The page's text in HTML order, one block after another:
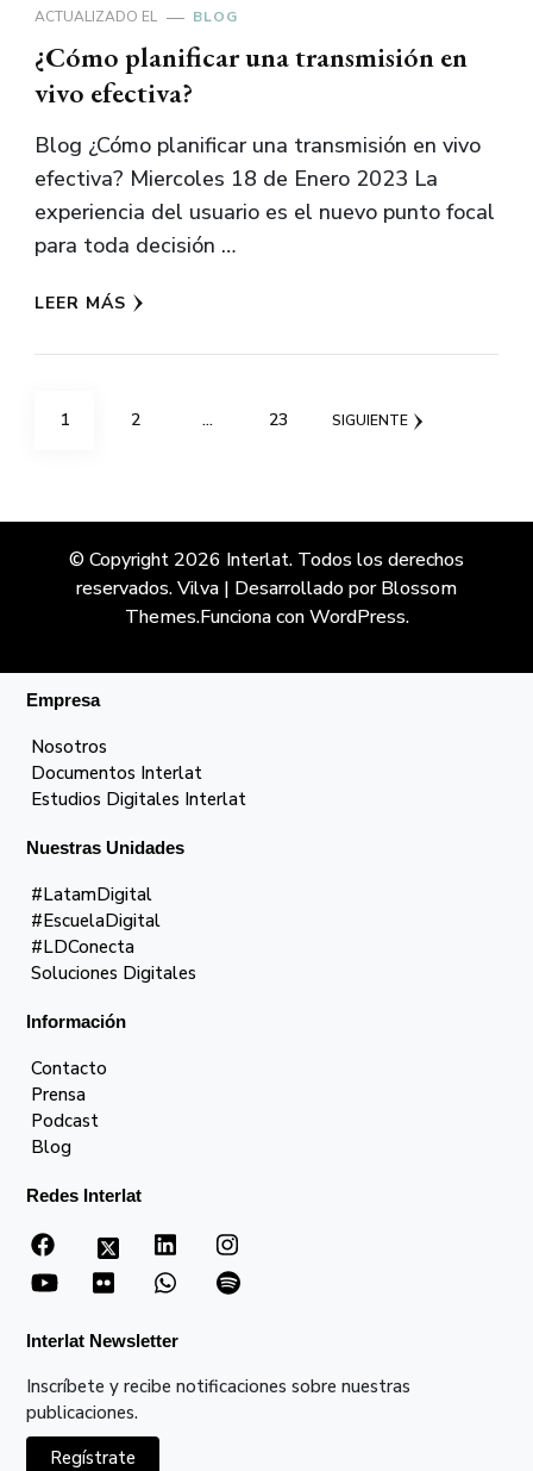
ACTUALIZADO EL BLOG
¿Cómo planificar una transmisión en
vivo efectiva?
Blog ¿Cómo planificar una transmisión en vivo
efectiva? Miercoles 18 de Enero 2023 La
experiencia del usuario es el nuevo punto focal
para toda decisión …
LEER MÁS
Paginación
PÁGINA
1 PÁGINA
2 … PÁGINA
23 SIGUIENTE
© Copyright 2026 Interlat. Todos los derechos
reservados.Vilva | Desarrollado porBlossom
Themes.Funciona conWordPress.
Empresa
Nosotros
Documentos Interlat
Estudios Digitales Interlat
Nuestras Unidades
#LatamDigital
#EscuelaDigital
#LDConecta
Soluciones Digitales
Información
Contacto
Prensa
Podcast
Blog
Redes Interlat
Interlat Newsletter
Inscríbete y recibe notificaciones sobre nuestras
publicaciones.
Regístrate